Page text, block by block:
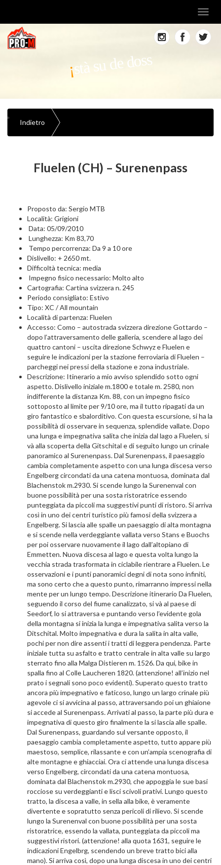
stà su de doss
Indietro
Fluelen (CH) – Surenenpass
Proposto da: Sergio MTB
Località: Grigioni
Data: 05/09/2010
Lunghezza: Km 83,70
Tempo percorrenza: Da 9 a 10 ore
Dislivello: + 2650 mt.
Difficoltà tecnica: media
Impegno fisico necessario: Molto alto
Cartografia: Cartina svizzera n. 245
Periodo consigliato: Estivo
Tipo: XC / All mountain
Località di partenza: Fluelen
Accesso: Como – autostrada svizzera direzione Gottardo –
dopo l’attraversamento delle galleria, scendere al lago dei
quattro cantoni – uscita direzione Schwyz e Fluelen e
seguire le indicazioni per la stazione ferroviaria di Fluelen –
parcheggi nei pressi della stazione e zona industriale.
Descrizione: Itinerario a mio avviso splendido sotto ogni
aspetto. Dislivello iniziale m.1800 e totale m. 2580, non
indifferente la distanza Km. 88, con un impegno fisico
sottoposto al limite per 9/10 ore, ma il tutto ripagati da un
giro fantastico e sbalorditivo. Con questa escursione, si ha la
possibilità di osservare in sequenza, splendide vallate. Dopo
una lunga e impegnativa salita che inizia dal lago a Fluelen, si
và alla scoperta della Gitschital e di seguito lungo un crinale
panoramico al Surenenpass. Dal Surenenpass, il paesaggio
cambia completamente aspetto con una lunga discesa verso
Engelberg circondati da una catena montuosa, dominata dal
Blachenstok m.2930. Si scende lungo la Surenenval con
buone possibilità per una sosta ristoratrice essendo
punteggiata da piccoli ma suggestivi punti di ristoro. Si arriva
così in uno dei centri turistico più famosi della svizzera a
Engelberg. Si lascia alle spalle un paesaggio di alta montagna
e si scende nella verdeggiante vallata verso Stans e Buochs
per poi osservare nuovamente il lago dall’altopiano di
Emmetten. Nuova discesa al lago e questa volta lungo la
vecchia strada trasformata in ciclabile rientrare a Fluelen. Le
osservazioni e i punti panoramici degni di nota sono infiniti,
ma sono certo che a questo punto, rimarranno impressi nella
mente per un lungo tempo. Descrizione itinerario Da Fluelen,
seguendo il corso del fiume canalizzato, si và al paese di
Seedorf, lo si attraversa e puntando verso l’evidente gola
della montagna si inizia la lunga e impegnativa salita verso la
Ditschital. Molto impegnativa e dura la salita in alta valle,
pochi per non dire assenti i tratti di leggera pendenza. Parte
iniziale tutta su asfalto e tratto centrale in alta valle su largo
sterrato fino alla Malga Distieren m. 1526. Da qui, bike in
spalla fino al Colle Laucheren 1820. (attenzione! all’inizio nel
prato i segnali sono poco evidenti). Superato questo tratto
ancora più impegnativo e faticoso, lungo un largo crinale più
agevole ci si avvicina al passo, attraversando poi un ghiaione
si accede al Surenenpass. Arrivati al passo, la parte più dura e
impegnativa di questo giro finalmente la si lascia alle spalle.
Dal Surenenpass, guardando sul versante opposto, il
paesaggio cambia completamente aspetto, tutto appare più
maestoso, semplice, rilassante e con un’ampia scenografia di
alte montagne e ghiacciai. Ora ci attende una lunga discesa
verso Engelberg, circondati da una catena montuosa,
dominata dal Blachenstok m.2930, che appoggia le sue basi
rocciose su verdeggianti e lisci scivoli prativi. Lungo questo
tratto, la discesa a valle, in sella alla bike, è veramente
divertente e sopratutto senza pericoli di rilievo. Si scende
lungo la Surenenval con buone possibilità per una sosta
ristoratrice, essendo la vallata, punteggiata da piccoli ma
suggestivi ristori. (attenzione! alla quota 1631, seguire le
indicazioni Engelbrg, scendendo un breve tratto bici alla
mano). Si arriva così, dopo una lunga discesa in uno dei centri